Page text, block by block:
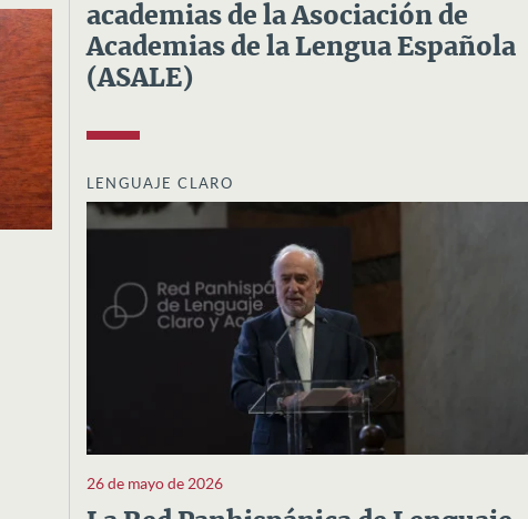
academias de la Asociación de
Academias de la Lengua Española
(ASALE)
LENGUAJE CLARO
26 de mayo de 2026